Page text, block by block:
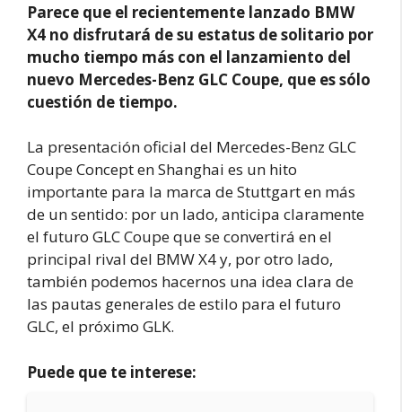
Parece que el recientemente lanzado BMW
X4 no disfrutará de su estatus de solitario por
mucho tiempo más con el lanzamiento del
nuevo Mercedes-Benz GLC Coupe, que es sólo
cuestión de tiempo.
La presentación oficial del Mercedes-Benz GLC
Coupe Concept en Shanghai es un hito
importante para la marca de Stuttgart en más
de un sentido: por un lado, anticipa claramente
el futuro GLC Coupe que se convertirá en el
principal rival del BMW X4 y, por otro lado,
también podemos hacernos una idea clara de
las pautas generales de estilo para el futuro
GLC, el próximo GLK.
Puede que te interese: